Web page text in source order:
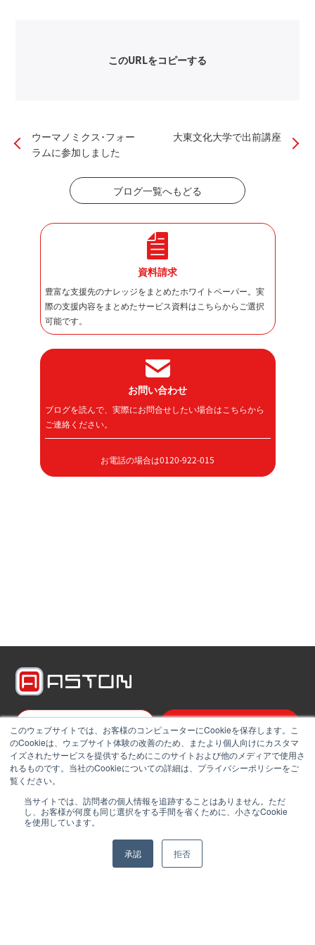
このウェブサイトでは、お客様のコンピューターにCookieを保存します。こ
のCookieは、ウェブサイト体験の改善のため、またより個人向けにカスタマ
イズされたサービスを提供するためにこのサイトおよび他のメディアで使用さ
れるものです。当社のCookieについての詳細は、プライバシーポリシーをご
覧ください。
当サイトでは、訪問者の個人情報を追跡することはありません。ただ
し、お客様が何度も同じ選択をする手間を省くために、小さなCookie
を使用しています。
承認 拒否
このURLをコピーする
ウーマノミクス･フォー
ラムに参加しました
大東文化大学で出前講座
ブログ一覧へもどる
資料請求
豊富な支援先のナレッジをまとめたホワイトペーパー。実
際の支援内容をまとめたサービス資料はこちらからご選択
可能です。
お問い合わせ
ブログを読んで、実際にお問合せしたい場合はこちらから
ご連絡ください。
お電話の場合は0120-922-015
資料請求一覧 お問い合わせ
サービス一覧
未来のBPOセンター